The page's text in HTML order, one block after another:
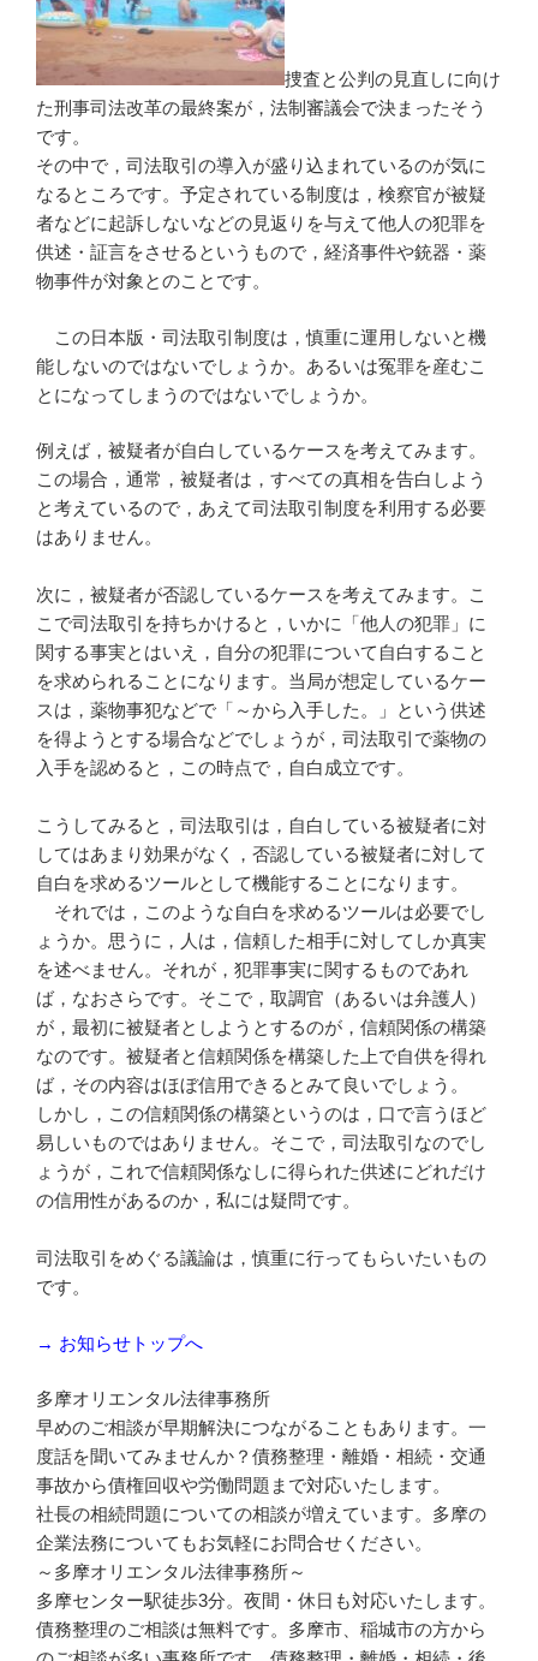
捜査と公判の見直しに向け
た刑事司法改革の最終案が，法制審議会で決まったそう
です。
その中で，司法取引の導入が盛り込まれているのが気に
なるところです。予定されている制度は，検察官が被疑
者などに起訴しないなどの見返りを与えて他人の犯罪を
供述・証言をさせるというもので，経済事件や銃器・薬
物事件が対象とのことです。
この日本版・司法取引制度は，慎重に運用しないと機
能しないのではないでしょうか。あるいは冤罪を産むこ
とになってしまうのではないでしょうか。
例えば，被疑者が自白しているケースを考えてみます。
この場合，通常，被疑者は，すべての真相を告白しよう
と考えているので，あえて司法取引制度を利用する必要
はありません。
次に，被疑者が否認しているケースを考えてみます。こ
こで司法取引を持ちかけると，いかに「他人の犯罪」に
関する事実とはいえ，自分の犯罪について自白すること
を求められることになります。当局が想定しているケー
スは，薬物事犯などで「～から入手した。」という供述
を得ようとする場合などでしょうが，司法取引で薬物の
入手を認めると，この時点で，自白成立です。
こうしてみると，司法取引は，自白している被疑者に対
してはあまり効果がなく，否認している被疑者に対して
自白を求めるツールとして機能することになります。
それでは，このような自白を求めるツールは必要でし
ょうか。思うに，人は，信頼した相手に対してしか真実
を述べません。それが，犯罪事実に関するものであれ
ば，なおさらです。そこで，取調官（あるいは弁護人）
が，最初に被疑者としようとするのが，信頼関係の構築
なのです。被疑者と信頼関係を構築した上で自供を得れ
ば，その内容はほぼ信用できるとみて良いでしょう。
しかし，この信頼関係の構築というのは，口で言うほど
易しいものではありません。そこで，司法取引なのでし
ょうが，これで信頼関係なしに得られた供述にどれだけ
の信用性があるのか，私には疑問です。
司法取引をめぐる議論は，慎重に行ってもらいたいもの
です。
→ お知らせトップへ
多摩オリエンタル法律事務所
早めのご相談が早期解決につながることもあります。一
度話を聞いてみませんか？債務整理・離婚・相続・交通
事故から債権回収や労働問題まで対応いたします。
社長の相続問題についての相談が増えています。多摩の
企業法務についてもお気軽にお問合せください。
～多摩オリエンタル法律事務所～
多摩センター駅徒歩3分。夜間・休日も対応いたします。
債務整理のご相談は無料です。多摩市、稲城市の方から